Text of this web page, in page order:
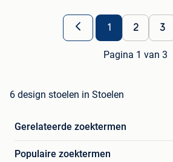
1 2 3
Pagina 1 van 3
6 design stoelen in Stoelen
Gerelateerde zoektermen
Populaire zoektermen